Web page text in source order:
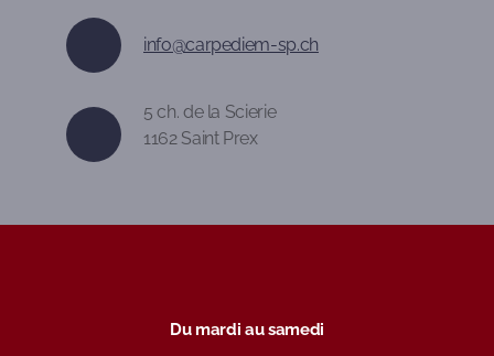
info@carpediem-sp.ch
5 ch. de la Scierie
1162 Saint Prex
Du mardi au samedi